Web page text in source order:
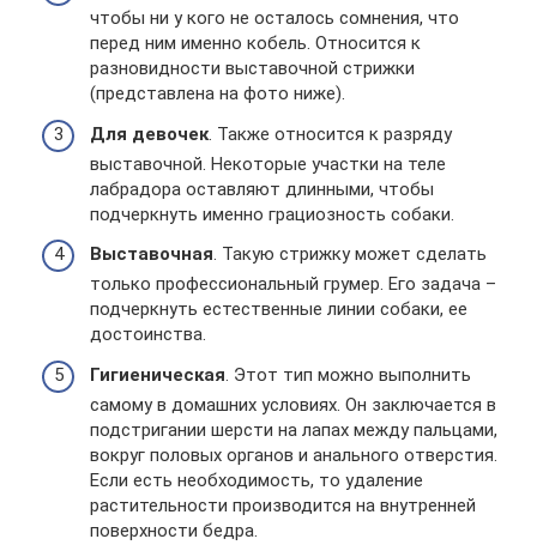
чтобы ни у кого не осталось сомнения, что
перед ним именно кобель. Относится к
разновидности выставочной стрижки
(представлена на фото ниже).
Для девочек . Также относится к разряду
выставочной. Некоторые участки на теле
лабрадора оставляют длинными, чтобы
подчеркнуть именно грациозность собаки.
Выставочная. Такую стрижку может сделать
только профессиональный грумер. Его задача –
подчеркнуть естественные линии собаки, ее
достоинства.
Гигиеническая . Этот тип можно выполнить
самому в домашних условиях. Он заключается в
подстригании шерсти на лапах между пальцами,
вокруг половых органов и анального отверстия.
Если есть необходимость, то удаление
растительности производится на внутренней
поверхности бедра.